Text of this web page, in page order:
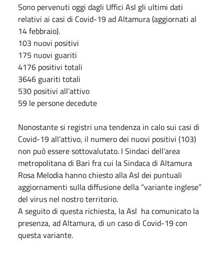
Sono pervenuti oggi dagli Uffici Asl gli ultimi dati
relativi ai casi di Covid-19 ad Altamura (aggiornati al
14 febbraio).
103 nuovi positivi
175 nuovi guariti
4176 positivi totali
3646 guariti totali
530 positivi all’attivo
59 le persone decedute
Nonostante si registri una tendenza in calo sui casi di
Covid-19 all’attivo, il numero dei nuovi positivi (103)
non può essere sottovalutato. I Sindaci dell’area
metropolitana di Bari fra cui la Sindaca di Altamura
Rosa Melodia hanno chiesto alla Asl dei puntuali
aggiornamenti sulla diffusione della “variante inglese”
del virus nel nostro territorio.
A seguito di questa richiesta, la Asl ha comunicato la
presenza, ad Altamura, di un caso di Covid-19 con
questa variante.